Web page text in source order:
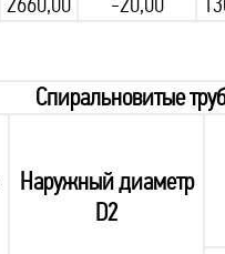
Спиральновитые
Наружный диаметр
D2